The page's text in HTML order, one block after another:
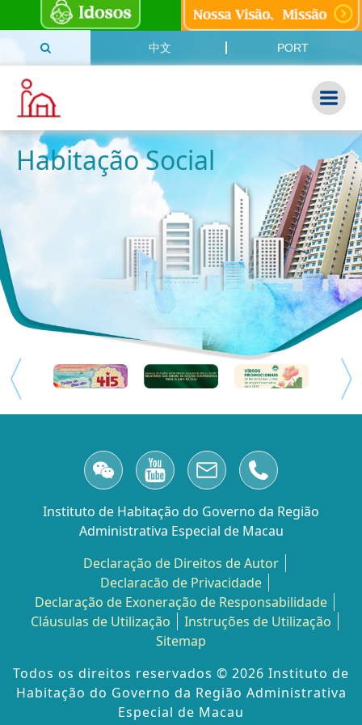
中文 PORT
Habitação Social
Instituto de Habitação do Governo da Região
Administrativa Especial de Macau
Declaração de Direitos de Autor
Declaracão de Privacidade
Declaração de Exoneração de Responsabilidade
Cláusulas de Utilização
Instruções de Utilização
Sitemap
Todos os direitos reservados ©️ 2026 Instituto de
Habitação do Governo da Região Administrativa
Especial de Macau